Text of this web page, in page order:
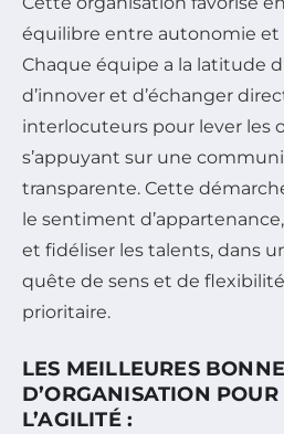
équilibre entre autonomie et
Chaque équipe a la latitude
d’innover et d’échanger
interlocuteurs pour lever les
s’appuyant sur une
transparente. Cette
le sentiment
et fidéliser les talents, dans
quête de sens et de
prioritaire.
LES MEILLEURES
D’ORGANISATION
L’AGILITÉ :